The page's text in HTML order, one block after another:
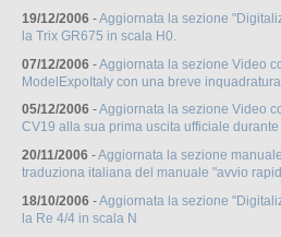
19/12/2006 -Aggiornata la sezione
la Trix GR675 in scala H0.
07/12/2006 -Aggiornata la sezione Video
ModelExpoItaly con una breve
05/12/2006 -Aggiornata la sezione Video
CV19 alla sua prima uscita ufficiale
20/11/2006 -Aggiornata la sezione
traduziona italiana del manuale "avvio
18/10/2006 -Aggiornata la sezione
la Re 4/4 in scala N